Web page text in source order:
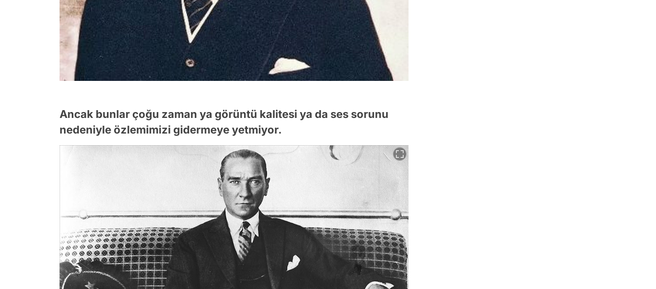
Ancak bunlar çoğu zaman ya görüntü kalitesi ya da ses sorunu
nedeniyle özlemimizi gidermeye yetmiyor.